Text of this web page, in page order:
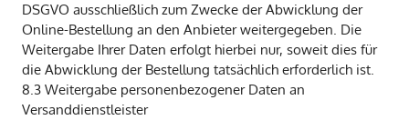
DSGVO ausschließlich zum Zwecke der Abwicklung der
Online-Bestellung an den Anbieter weitergegeben. Die
Weitergabe Ihrer Daten erfolgt hierbei nur, soweit dies für
die Abwicklung der Bestellung tatsächlich erforderlich ist.
8.3 Weitergabe personenbezogener Daten an
Versanddienstleister